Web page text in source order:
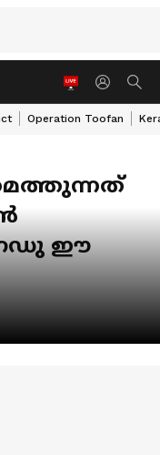
Operation Toofan
ഗഡു ഈ